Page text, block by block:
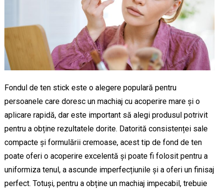
Fondul de ten stick este o alegere populară pentru
persoanele care doresc un machiaj cu acoperire mare și o
aplicare rapidă, dar este important să alegi produsul potrivit
pentru a obține rezultatele dorite. Datorită consistenței sale
compacte și formulării cremoase, acest tip de fond de ten
poate oferi o acoperire excelentă și poate fi folosit pentru a
uniformiza tenul, a ascunde imperfecțiunile și a oferi un finisaj
perfect. Totuși, pentru a obține un machiaj impecabil, trebuie